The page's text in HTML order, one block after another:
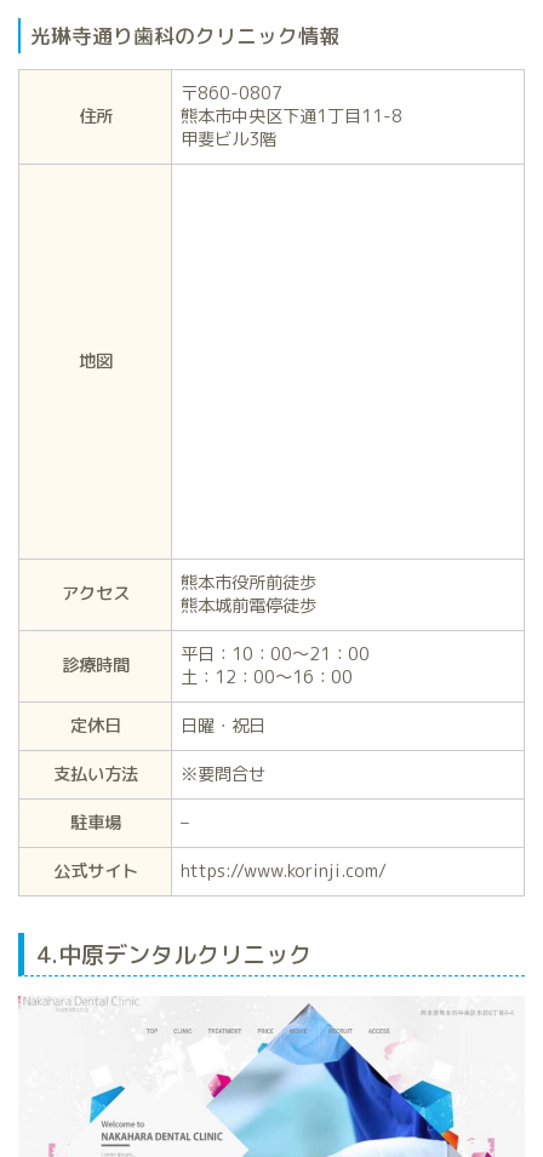
光琳寺通り歯科のクリニック情報
住所
〒860-0807
熊本市中央区下通1丁目11-8
甲斐ビル3階
地図
アクセス
熊本市役所前徒歩
熊本城前電停徒歩
診療時間
平日：10：00～21：00
土：12：00～16：00
定休日
日曜・祝日
支払い方法
※要問合せ
駐車場
–
公式サイト
https://www.korinji.com/
4.中原デンタルクリニック